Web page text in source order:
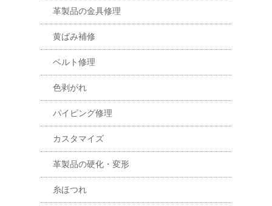
革製品の金具修理
黄ばみ補修
ベルト修理
色剥がれ
パイピング修理
カスタマイズ
革製品の硬化・変形
糸ほつれ